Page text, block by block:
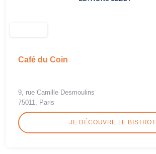
Café du Coin
9, rue Camille Desmoulins
75011, Paris
JE DÉCOUVRE LE BISTROT